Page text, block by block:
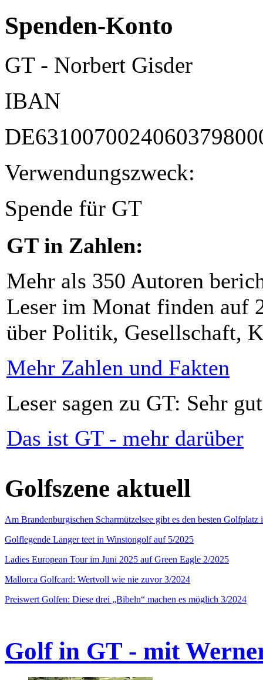
Spenden-Konto
GT - Norbert Gisder
IBAN
Verwendungszweck:
Spende für GT
GT in Zahlen:
Mehr als 350 Autoren
Leser im Monat finden auf
über Politik, Gesellschaft,
Mehr Zahlen und Fakten
Leser sagen zu GT: Sehr
Das ist GT - mehr darüber
Golfszene aktuell
Am Brandenburgischen Scharmützelsee gibt es den besten
Golflegende Langer teet in Winstongolf auf 5/2025
Ladies European Tour im Juni 2025 auf Green Eagle 2/2025
Mallorca Golfcard: Wertvoll wie nie zuvor 3/2024
Preiswert Golfen: Diese drei „Bibeln“ machen es möglich 3/2024
Golf in GT - mit